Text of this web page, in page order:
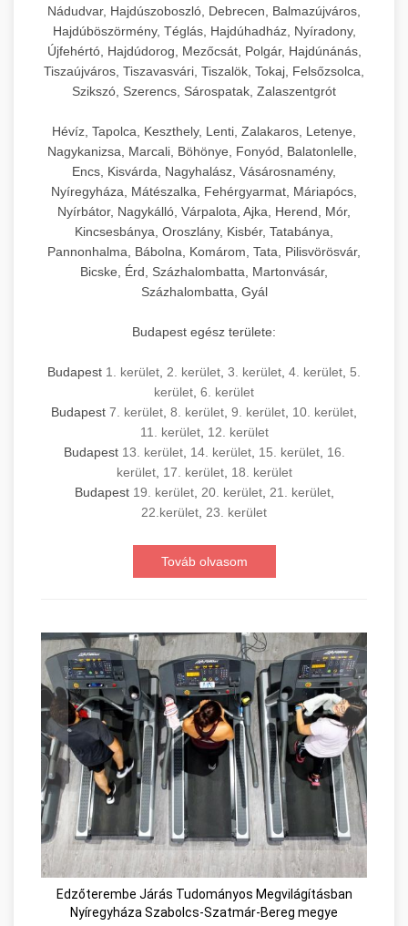
Nádudvar, Hajdúszoboszló, Debrecen, Balmazújváros,
Hajdúböszörmény, Téglás, Hajdúhadház, Nyíradony,
Újfehértó, Hajdúdorog, Mezőcsát, Polgár, Hajdúnánás,
Tiszaújváros, Tiszavasvári, Tiszalök, Tokaj, Felsőzsolca,
Szikszó, Szerencs, Sárospatak, Zalaszentgrót
Hévíz, Tapolca, Keszthely, Lenti, Zalakaros, Letenye,
Nagykanizsa, Marcali, Böhönye, Fonyód, Balatonlelle,
Encs, Kisvárda, Nagyhalász, Vásárosnamény,
Nyíregyháza, Mátészalka, Fehérgyarmat, Máriapócs,
Nyírbátor, Nagykálló, Várpalota, Ajka, Herend, Mór,
Kincsesbánya, Oroszlány, Kisbér, Tatabánya,
Pannonhalma, Bábolna, Komárom, Tata, Pilisvörösvár,
Bicske, Érd, Százhalombatta, Martonvásár,
Százhalombatta, Gyál
Budapest egész területe:
Budapest 1. kerület, 2. kerület, 3. kerület, 4. kerület, 5.
kerület, 6. kerület
Budapest 7. kerület, 8. kerület, 9. kerület, 10. kerület,
11. kerület, 12. kerület
Budapest 13. kerület, 14. kerület, 15. kerület, 16.
kerület, 17. kerület, 18. kerület
Budapest 19. kerület, 20. kerület, 21. kerület,
22.kerület, 23. kerület
Továb olvasom
Edzőterembe Járás Tudományos Megvilágításban
Nyíregyháza Szabolcs-Szatmár-Bereg megye